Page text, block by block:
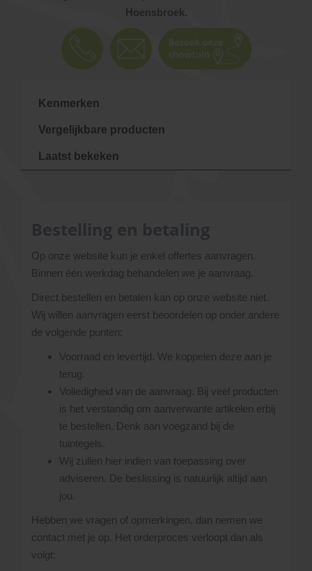
Hoensbroek.
Kenmerken
Vergelijkbare producten
Laatst bekeken
Op onze website kun je enkel offertes aanvragen.
Binnen één werkdag behandelen we je aanvraag.
Direct bestellen en betalen kan op onze website niet.
Wij willen aanvragen eerst beoordelen op onder andere
de volgende punten:
Voorraad en levertijd. We koppelen deze aan je
terug.
Volledigheid van de aanvraag. Bij veel producten
is het verstandig om aanverwante artikelen erbij
te bestellen. Denk aan voegzand bij de
tuintegels.
Wij zullen hier indien van toepassing over
adviseren. De beslissing is natuurlijk altijd aan
jou.
Hebben we vragen of opmerkingen, dan nemen we
contact met je op. Het orderproces verloopt dan als
volgt: